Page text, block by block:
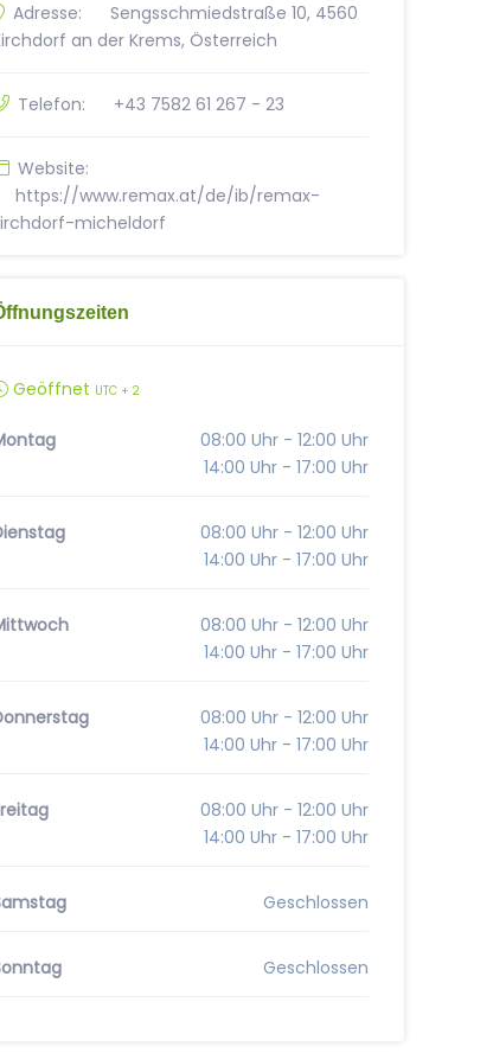
Adresse:
Sengsschmiedstraße 10, 4560
an der Krems, Österreich
Telefon: +43 7582 61 267 - 23
Website:
https://www.remax.at/de/ib/remax-
micheldorf
Geöffnet UTC + 2
08:00 Uhr - 12:00 Uhr
14:00 Uhr - 17:00 Uhr
08:00 Uhr - 12:00 Uhr
14:00 Uhr - 17:00 Uhr
08:00 Uhr - 12:00 Uhr
14:00 Uhr - 17:00 Uhr
08:00 Uhr - 12:00 Uhr
14:00 Uhr - 17:00 Uhr
08:00 Uhr - 12:00 Uhr
14:00 Uhr - 17:00 Uhr
Geschlossen
Geschlossen